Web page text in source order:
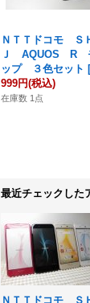
ＮＴＴドコモ Ｓ
Ｊ AQUOS R
ップ ３色セット [
999円(税込)
在庫数 1点
最近チェックした
ＮＴＴドコモ Ｓ